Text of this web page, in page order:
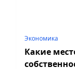
Экономика
Какие